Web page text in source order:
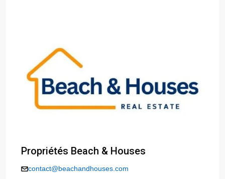
Propriétés Beach & Houses
contact@beachandhouses.com